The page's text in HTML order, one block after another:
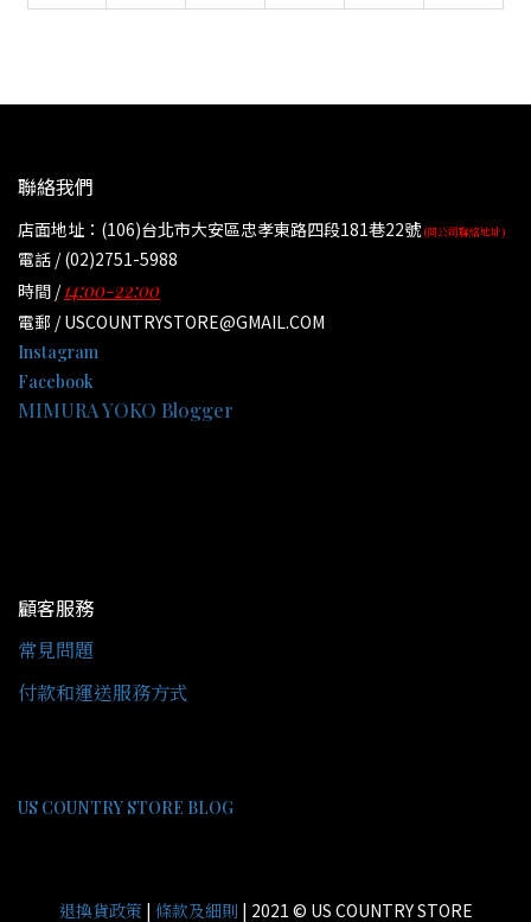
聯絡我們
店面地址：(106)台北市大安區忠孝東路四段181巷22號(同公司聯絡地址)
電話 / (02)2751-5988
時間 /14:00-22:00
電郵 / USCOUNTRYSTORE@GMAIL.COM
Instagram
Facebook
MIMURA YOKO Blogger
顧客服務
常見問題
付款和運送服務方式
US COUNTRY STORE BLOG
退換貨政策 | 條款及細則 | 2021 © US COUNTRY STORE